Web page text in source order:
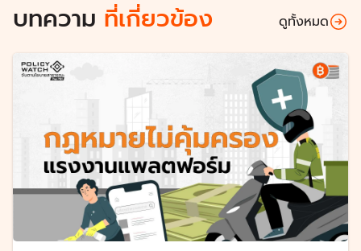
บทความ ที่เกี่ยวข้อง ดูทั้งหมด